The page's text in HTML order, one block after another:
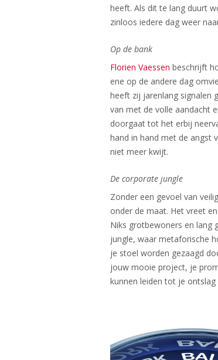
heeft. Als dit te lang duurt
zinloos iedere dag weer
Op de bank​
Florien Vaessen beschrijft
ene op de andere dag
heeft zij jarenlang signalen
van met de volle aandacht
doorgaat tot het erbij
hand in hand met de angst
niet meer kwijt.​
De corporate jungle​
Zonder een gevoel van
onder de maat. Het vreet
Niks grotbewoners en lang
jungle, waar metaforische
je stoel worden gezaagd
jouw mooie project, je
kunnen leiden tot je